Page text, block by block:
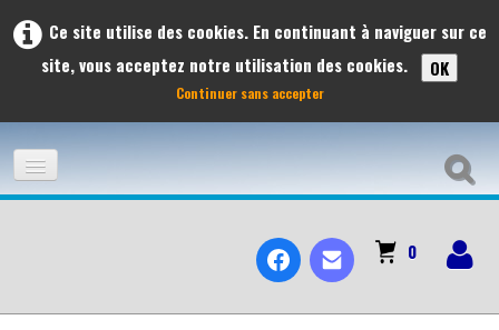
Ce site utilise des cookies. En continuant à naviguer sur ce
site, vous acceptez notre utilisation des cookies.
OK
Continuer sans accepter
0